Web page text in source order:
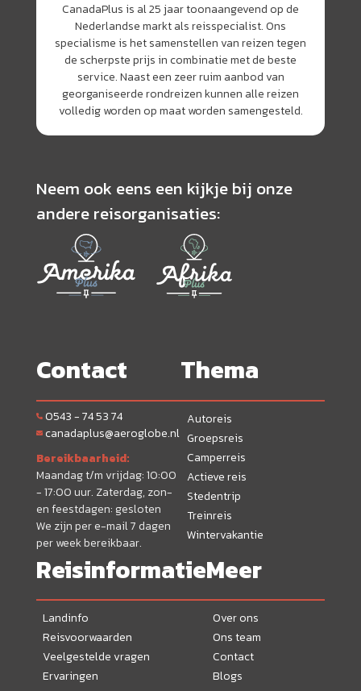
CanadaPlus is al 25 jaar toonaangevend op de
Nederlandse markt als reisspecialist. Ons
specialisme is het samenstellen van reizen tegen
de scherpste prijs in combinatie met de beste
service. Naast een zeer ruim aanbod van
georganiseerde rondreizen kunnen alle reizen
volledig worden op maat worden samengesteld.
Neem ook eens een kijkje bij onze
andere reisorganisaties:
Contact
0543 - 74 53 74
canadaplus@aeroglobe.nl
Bereikbaarheid:
Maandag t/m vrijdag: 10:00
- 17:00 uur. Zaterdag, zon-
en feestdagen: gesloten
We zijn per e-mail 7 dagen
per week bereikbaar.
Thema
Autoreis
Groepsreis
Camperreis
Actieve reis
Stedentrip
Treinreis
Wintervakantie
Reisinformatie
Landinfo
Reisvoorwaarden
Veelgestelde vragen
Ervaringen
Meer
Over ons
Ons team
Contact
Blogs